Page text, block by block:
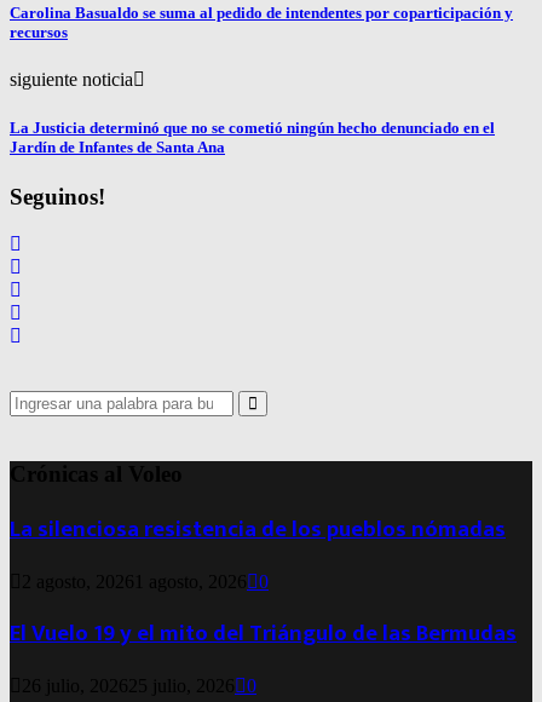
Carolina Basualdo se suma al pedido de intendentes por coparticipación y
recursos
siguiente noticia
La Justicia determinó que no se cometió ningún hecho denunciado en el
Jardín de Infantes de Santa Ana
Seguinos!
Search
for:
Search
Crónicas al Voleo
La silenciosa resistencia de los pueblos nómadas
2 agosto, 2026 1 agosto, 2026 0
El Vuelo 19 y el mito del Triángulo de las Bermudas
26 julio, 2026 25 julio, 2026 0